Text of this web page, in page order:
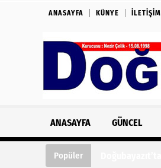
ANASAYFA KÜNYE İLETIŞIM
ANASAYFA GÜNCEL
Popüler